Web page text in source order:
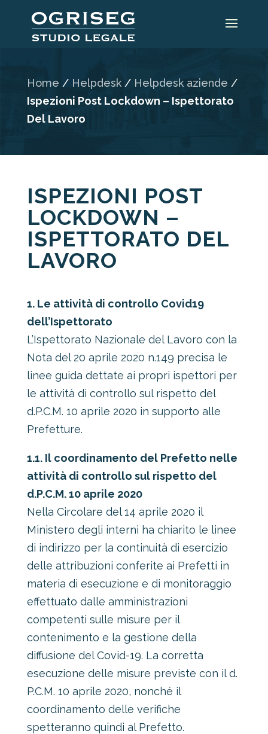
Home / Helpdesk/ Helpdesk aziende /
Ispezioni Post Lockdown – Ispettorato
Del Lavoro
ISPEZIONI POST
LOCKDOWN –
ISPETTORATO DEL
LAVORO
1. Le attività di controllo Covid19
dell’Ispettorato
L’Ispettorato Nazionale del Lavoro con la
Nota del 20 aprile 2020 n.149 precisa le
linee guida dettate ai propri ispettori per
le attività di controllo sul rispetto del
d.P.C.M. 10 aprile 2020 in supporto alle
Prefetture.
1.1. Il coordinamento del Prefetto nelle
attività di controllo sul rispetto del
d.P.C.M. 10 aprile 2020
Nella Circolare del 14 aprile 2020 il
Ministero degli interni ha chiarito le linee
di indirizzo per la continuità di esercizio
delle attribuzioni conferite ai Prefetti in
materia di esecuzione e di monitoraggio
effettuato dalle amministrazioni
competenti sulle misure per il
contenimento e la gestione della
diffusione del Covid-19. La corretta
esecuzione delle misure previste con il d.
P.C.M. 10 aprile 2020, nonché il
coordinamento delle verifiche
spetteranno quindi al Prefetto.